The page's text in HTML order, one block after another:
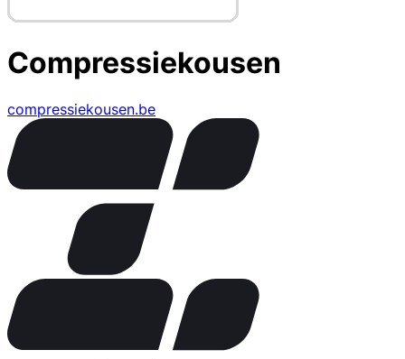
Compressiekousen
compressiekousen.be